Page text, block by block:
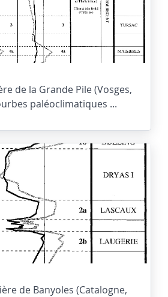
de la Grande Pile (Vosges,
paléoclimatiques ...
de Banyoles (Catalogne,